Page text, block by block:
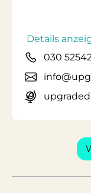
Details
030